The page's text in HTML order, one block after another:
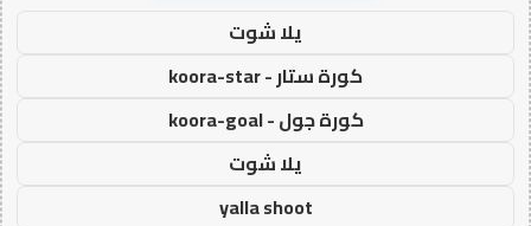
يلا شوت
كورة ستار - koora-star
كورة جول - koora-goal
يلا شوت
yalla shoot